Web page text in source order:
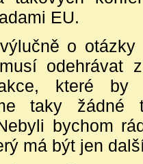
EU.
o otázky
odehrávat
které by
taky
bychom
má být jen